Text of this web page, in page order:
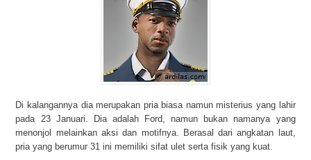
Di kalangannya dia merupakan pria biasa namun misterius yang lahir
pada 23 Januari. Dia adalah Ford, namun bukan namanya yang
menonjol melainkan aksi dan motifnya. Berasal dari angkatan laut,
pria yang berumur 31 ini memiliki sifat ulet serta fisik yang kuat.